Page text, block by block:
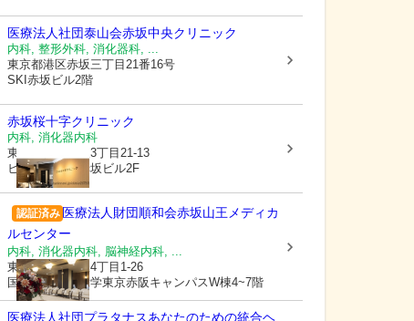
医療法人社団泰山会赤坂中央クリニック
内科, 整形外科, 消化器科, ...
東京都港区赤坂三丁目21番16号
SKI赤坂ビル2階
赤坂桜十字クリニック
内科, 消化器内科
東京都港区
赤坂3丁目21-13
ヒューリック赤坂ビル2F
認証済み 医療法人財団順和会赤坂山王メディカ
ルセンター
内科, 消化器内科, 脳神経内科, ...
東京都港区赤坂4丁目1-26
国際医療福祉大学東京赤阪キャンパスW棟4~7階
医療法人社団プラタナスあなたのための統合ヘ